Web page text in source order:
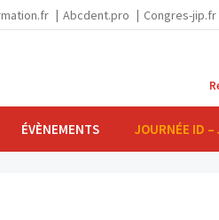
Abcdent.pro Congres-jip.fr
ÉVÈNEMENTS JOURNÉE ID –